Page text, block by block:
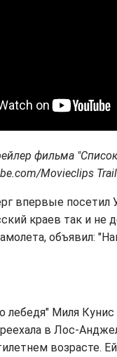
фильма
Movieclips
впервые посетил
краев так и не
объявил:
лебедя" Миля Кунис
в Лос-
возрасте.